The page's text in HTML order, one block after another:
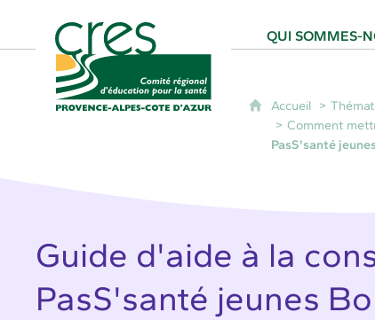
QUI SOMMES-
Accueil
Comment
PasS'santé
Guide d'aide à la
PasS'santé jeunes